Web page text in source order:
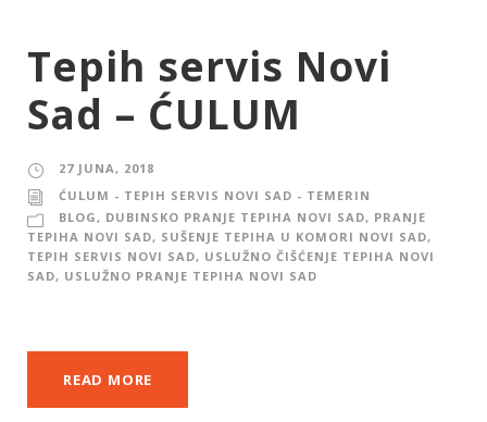
Tepih servis Novi
Sad – ĆULUM
27 JUNA, 2018
ĆULUM - TEPIH SERVIS NOVI SAD - TEMERIN
BLOG, DUBINSKO PRANJE TEPIHA NOVI SAD, PRANJE
TEPIHA NOVI SAD, SUŠENJE TEPIHA U KOMORI NOVI SAD,
TEPIH SERVIS NOVI SAD, USLUŽNO ČIŠĆENJE TEPIHA NOVI
SAD, USLUŽNO PRANJE TEPIHA NOVI SAD
READ MORE